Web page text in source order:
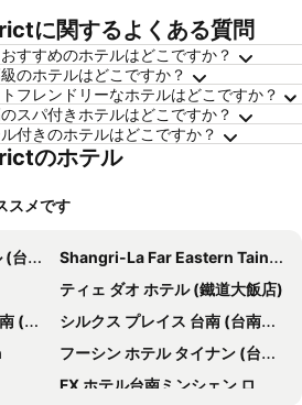
に関するよくある質問
すすめのホテルはどこですか？
のホテルはどこですか？
フレンドリーなホテルはどこですか？
スパ付きホテルはどこですか？
付きのホテルはどこですか？
のホテル
スメです
店)
Shangri-La Far Eastern Tainan
ティェ ダオ ホテル (鐵道大飯店)
店)
シルクス プレイス 台南 (台南晶英酒店)
フーシン ホテル タイナン (台南富信大飯店)
FX ホテル台南ミンシェン ロード ブランチ (富驛時尚酒店台南民生路館)